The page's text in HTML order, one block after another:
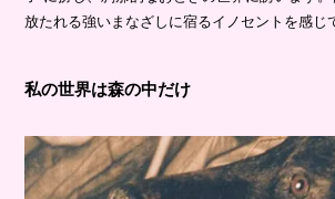
放たれる強いまなざしに宿るイノセントを感じ
私の世界は森の中だけ